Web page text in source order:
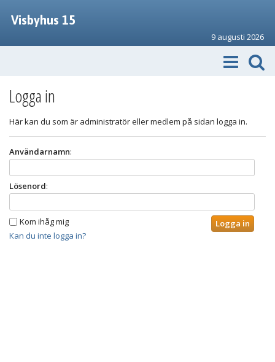
Visbyhus 15
9 augusti 2026
Logga in
Här kan du som är administratör eller medlem på sidan logga in.
Användarnamn:
Lösenord:
Kom ihåg mig
Kan du inte logga in?